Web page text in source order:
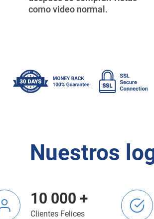
como video normal.
Nuestros
10 000 +
Clientes Felices